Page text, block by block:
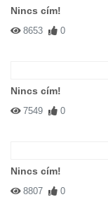
Nincs cím!
8653 0
Nincs cím!
7549 0
Nincs cím!
8807 0